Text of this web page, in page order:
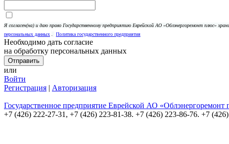
Я согласен(на) и даю право Государственному предприятию Еврейской АО «Облэнергоремонт плюс»
персональных данных
Политика государственного предприятия
Необходимо дать согласие
на обработку персональных данных
или
Войти
Регистрация | Авторизация
Государственное предприятие Еврейской АО «Облэнергоремонт
+7 (426) 222-27-31, +7 (426) 223-81-38. +7 (426) 223-86-76. +7